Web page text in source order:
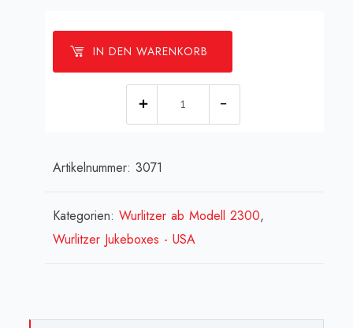
IN DEN WARENKORB
Titelstreifenhalter
W
2300
Artikelnummer:3071
Kategorien:Wurlitzer ab Modell 2300,
Wurlitzer Jukeboxes - USA